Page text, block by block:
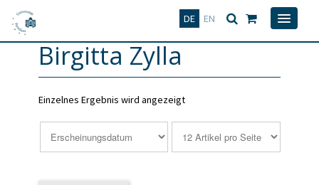
DE EN
Deutsch
Birgitta Zylla
Einzelnes Ergebnis wird angezeigt